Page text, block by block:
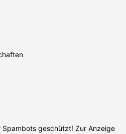
Spambots geschützt! Zur Anzeige